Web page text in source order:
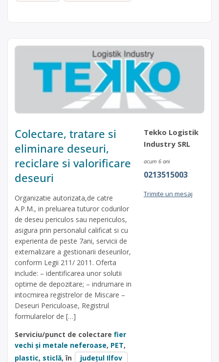
Colectare, tratare si
eliminare deseuri,
reciclare si valorificare
deseuri
Organizatie autorizata,de catre
A.P.M., in preluarea tuturor codurilor
de deseu periculos sau nepericulos,
asigura prin personalul calificat si cu
experienta de peste 7ani, servicii de
externalizare a gestionarii deseurilor,
conform Legii 211/ 2011. Oferta
include: – identificarea unor solutii
optime de depozitare; – indrumare in
intocmirea registrelor de Miscare –
Deseuri Periculoase, Registrul
formularelor de […]
Serviciu/punct de colectare fier
vechi și metale neferoase, PET,
plastic, sticlă, în județul Ilfov
Tekko Logistik
Industry SRL
acum 6 ani
0213515003
Trimite un mesaj